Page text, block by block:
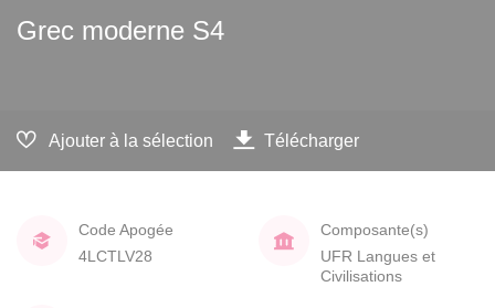
Grec moderne S4
Ajouter à la sélection Télécharger
Code Apogée
4LCTLV28
Composante(s)
UFR Langues et
Civilisations